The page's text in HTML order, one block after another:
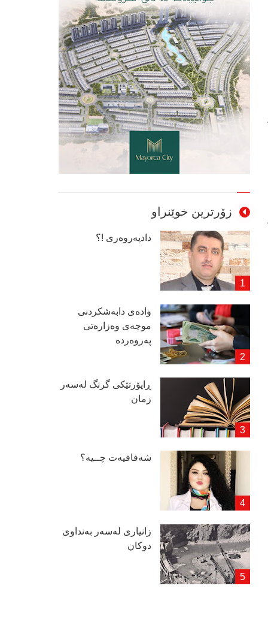
زۆرترین خوێنراو
دادپەروەری !؟
وادەی دابەشكردنی
موچەی وەزارەتی
پەروەردە
ڕاپۆرتێكی گرنگ لەسەر
زمان
شەفافیەت چــیە؟
زانیاری لەسەر بەنداوی
دوكان